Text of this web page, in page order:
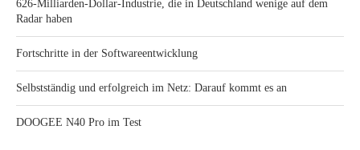
626-Milliarden-Dollar-Industrie, die in Deutschland wenige auf dem
Radar haben
Fortschritte in der Softwareentwicklung
Selbstständig und erfolgreich im Netz: Darauf kommt es an
DOOGEE N40 Pro im Test